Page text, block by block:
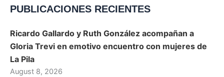
PUBLICACIONES RECIENTES
Ricardo Gallardo y Ruth González acompañan a
Gloria Trevi en emotivo encuentro con mujeres de
La Pila
August 8, 2026